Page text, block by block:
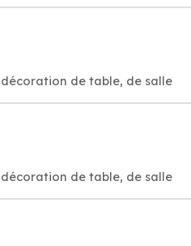
de table, de salle
de table, de salle